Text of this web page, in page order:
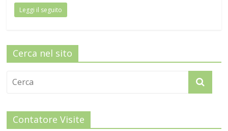
Leggi il seguito
Cerca nel sito
Contatore Visite